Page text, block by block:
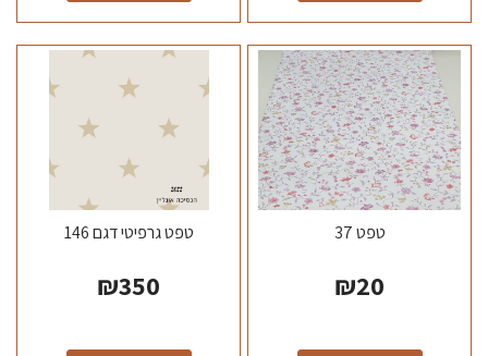
טפט 37
₪20
טפט גרפיטי דגם 146
₪350